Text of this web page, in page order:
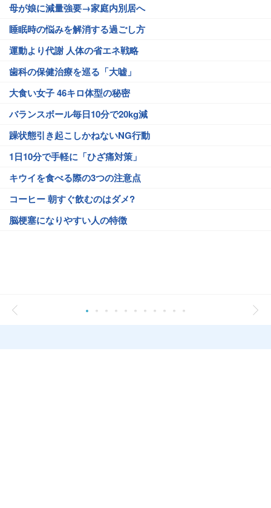
母が娘に減量強要→家庭内別居へ
睡眠時の悩みを解消する過ごし方
運動より代謝 人体の省エネ戦略
歯科の保健治療を巡る「大嘘」
大食い女子 46キロ体型の秘密
バランスボール毎日10分で20kg減
躁状態引き起こしかねないNG行動
1日10分で手軽に「ひざ痛対策」
キウイを食べる際の3つの注意点
コーヒー 朝すぐ飲むのはダメ?
脳梗塞になりやすい人の特徴